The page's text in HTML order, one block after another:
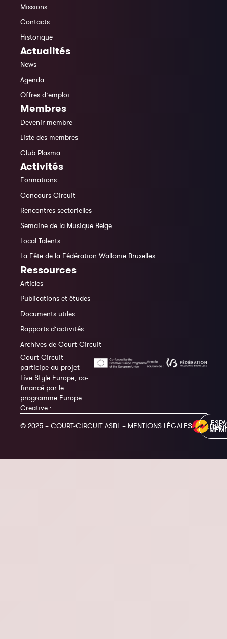
Missions
Contacts
Historique
Actualités
News
Agenda
Offres d’emploi
Membres
Devenir membre
Liste des membres
Club Plasma
Activités
Formations
Concours Circuit
Rencontres sectorielles
Semaine de la Musique Belge
Local Talents
La Fête de la Fédération Wallonie Bruxelles
Ressources
Articles
Publications et études
Documents utiles
Rapports d’activités
Archives de Court-Circuit
Court-Circuit
participe au projet
Live Style Europe, co-
financé par le
programme Europe
Creative :
© 2025 – COURT-CIRCUIT ASBL – MENTIONS LÉGALES